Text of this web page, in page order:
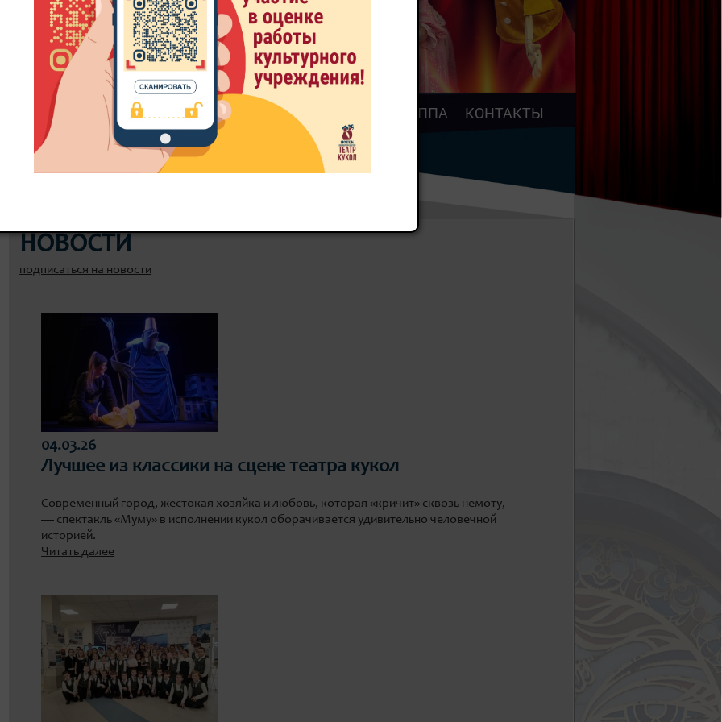
8 800 300-49-10
93 театральный сезон
БИЛЕТ ЗРИТЕЛЮ ДОКУМЕНТЫ РЕПЕРТУАР ТРУППА КОНТАКТЫ
НОВОСТИ
подписаться на новости
04.03.26
Лучшее из классики на сцене театра кукол
Современный город, жестокая хозяйка и любовь, которая «кричит» сквозь немоту,
— спектакль «Муму» в исполнении кукол оборачивается удивительно человечной
историей.
Это разговор о внутренней свободе, личных границах и безграничных возможностях,
которыми человек обладает, но не всегда пользуется.
Постановщики — питерский тандем Наташа Слащева (режиссёр) и Виктор Клочко
(художник) — всматриваются в судьбу каждого героя, это жизнеутверждающая история с
болью и сочувствием к каждому из них. И к безропотной прачке Татьяне, и к пьянице
Читать далее